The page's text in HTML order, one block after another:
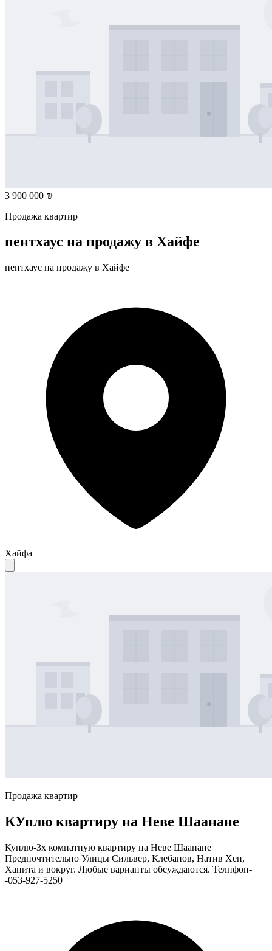
3 900 000 ₪
Продажа квартир
пентхаус на продажу в Хайфе
пентхаус на продажу в Хайфе
Хайфа
Продажа квартир
КУплю квартиру на Неве Шаанане
Куплю-3х комнатную квартиру на Неве Шаанане
Предпочтительно Улицы Сильвер, Клебанов, Натив Хен,
Ханита и вокруг. Любые варианты обсуждаются. Телнфон-
-053-927-5250